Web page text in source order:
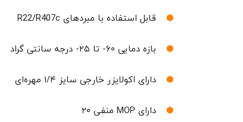
قابل استفاده با مبردهای R22/R407c
بازه دمایی ۶۰- تا ۲۵- درجه سانتی گراد
دارای اکولایزر خارجی سایز ۱/۴ مهره‌ای
دارای MOP منفی ۲۰